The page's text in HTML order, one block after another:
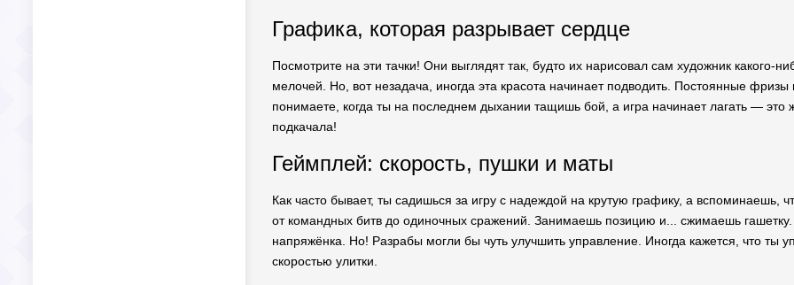
Графика, которая разрывает сердце
Посмотрите на эти тачки! Они выглядят так, будто их нарисовал сам художник какого-
мелочей. Но, вот незадача, иногда эта красота начинает подводить. Постоянные
понимаете, когда ты на последнем дыхании тащишь бой, а игра начинает лагать — это
подкачала!
Геймплей: скорость, пушки и маты
Как часто бывает, ты садишься за игру с надеждой на крутую графику, а вспоминаешь,
от командных битв до одиночных сражений. Занимаешь позицию и... сжимаешь
напряжёнка. Но! Разрабы могли бы чуть улучшить управление. Иногда кажется, что ты
скоростью улитки.